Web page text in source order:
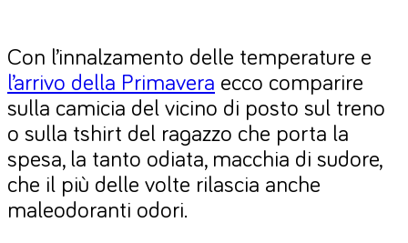
Con l’innalzamento delle temperature e
l’arrivo della Primavera ecco comparire
sulla camicia del vicino di posto sul treno
o sulla tshirt del ragazzo che porta la
spesa, la tanto odiata, macchia di sudore,
che il più delle volte rilascia anche
maleodoranti odori.